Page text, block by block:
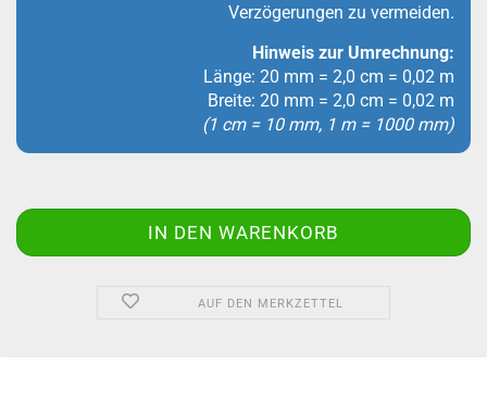
Verzögerungen zu vermeiden.
Hinweis zur Umrechnung:
Länge: 20 mm = 2,0 cm = 0,02 m
Breite: 20 mm = 2,0 cm = 0,02 m
(1 cm = 10 mm, 1 m = 1000 mm)
AUF DEN MERKZETTEL